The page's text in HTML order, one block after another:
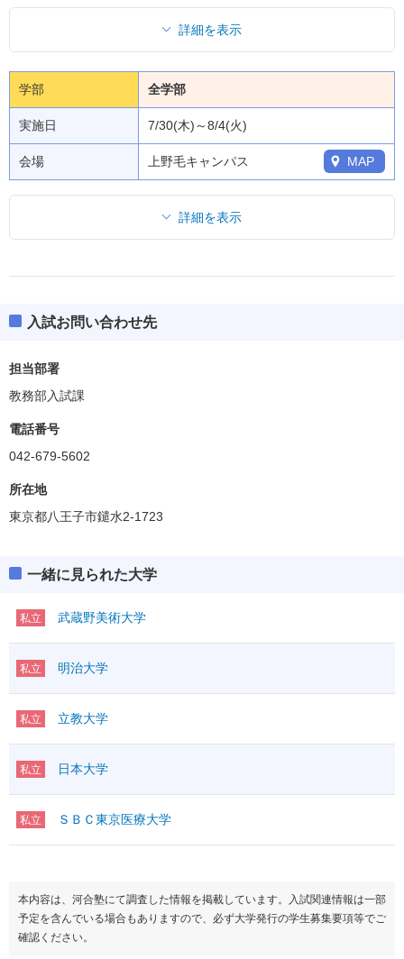
詳細を表示
学部 全学部
実施日 7/30(木)～8/4(火)
会場 上野毛キャンパス MAP
詳細を表示
入試お問い合わせ先
担当部署
教務部入試課
電話番号
042-679-5602
所在地
東京都八王子市鑓水2-1723
一緒に見られた大学
私立 武蔵野美術大学
私立 明治大学
私立 立教大学
私立 日本大学
私立 ＳＢＣ東京医療大学
本内容は、河合塾にて調査した情報を掲載しています。入試関連情報は一部
予定を含んでいる場合もありますので、必ず大学発行の学生募集要項等でご
確認ください。